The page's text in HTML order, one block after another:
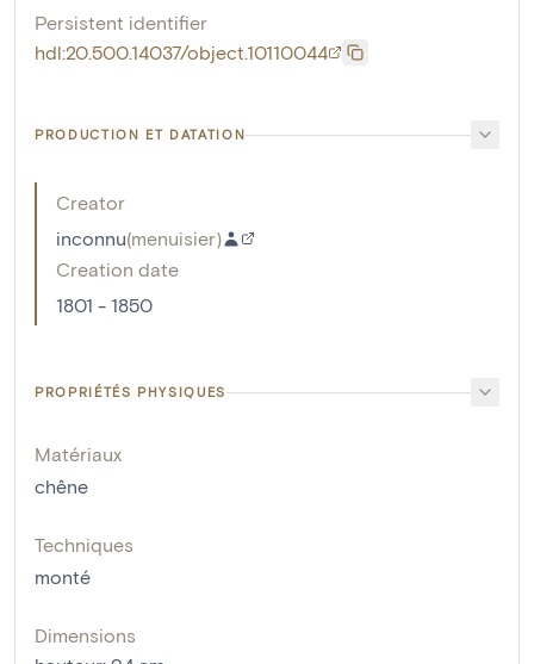
Persistent identifier
hdl:20.500.14037/object.10110044
PRODUCTION ET DATATION
Creator
inconnu(menuisier)
Creation date
1801 - 1850
PROPRIÉTÉS PHYSIQUES
Matériaux
chêne
Techniques
monté
Dimensions